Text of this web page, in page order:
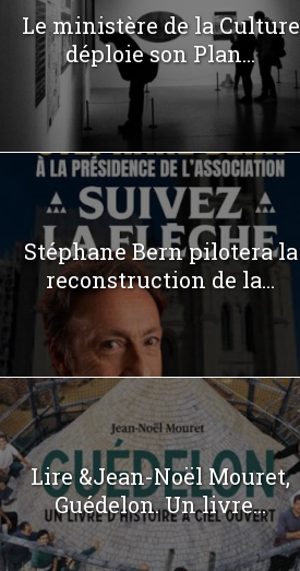
Le ministère de la Culture
déploie son Plan...
Stéphane Bern pilotera la
reconstruction de la...
Lire &Jean-Noël Mouret,
Guédelon. Un livre...